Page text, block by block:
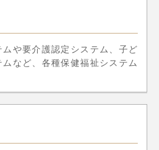
や要介護認定システム、子ど
など、各種保健福祉システム